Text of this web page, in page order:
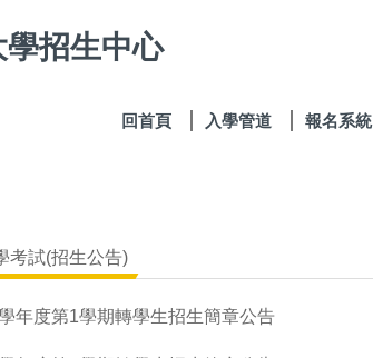
招生中心
回首頁 入學管道 報名系統
考試(招生公告)
年度第1學期轉學生招生簡章公告